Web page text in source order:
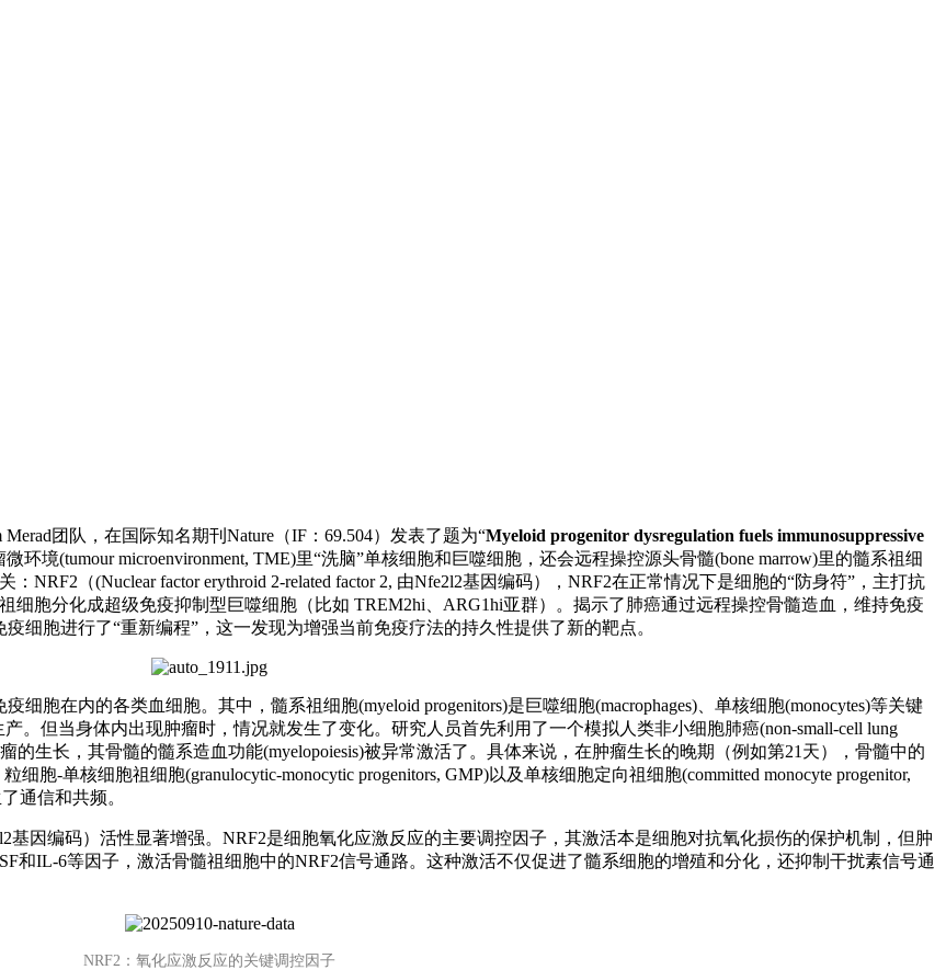
团队，在国际知名期刊Nature（IF：69.504）发表了题为“Myeloid progenitor dysregulation fuels immunosuppressive
环境(tumour microenvironment, TME)里“洗脑”单核细胞和巨噬细胞，还会远程操控源头骨髓(bone marrow)里的髓系祖细
NRF2（(Nuclear factor erythroid 2-related factor 2, 由Nfe2l2基因编码），NRF2在正常情况下是细胞的“防身符”，主打抗
胞分化成超级免疫抑制型巨噬细胞（比如 TREM2hi、ARG1hi亚群）。揭示了肺癌通过远程操控骨髓造血，维持免疫
细胞进行了“重新编程”，这一发现为增强当前免疫疗法的持久性提供了新的靶点。
胞在内的各类血细胞。其中，髓系祖细胞(myeloid progenitors)是巨噬细胞(macrophages)、单核细胞(monocytes)等关键
。但当身体内出现肿瘤时，情况就发生了变化。研究人员首先利用了一个模拟人类非小细胞肺癌(non-small-cell lung
的生长，其骨髓的髓系造血功能(myelopoiesis)被异常激活了。具体来说，在肿瘤生长的晚期（例如第21天），骨髓中的
细胞-单核细胞祖细胞(granulocytic-monocytic progenitors, GMP)以及单核细胞定向祖细胞(committed monocyte progenitor,
通信和共频。
因编码）活性显著增强。NRF2是细胞氧化应激反应的主要调控因子，其激活本是细胞对抗氧化损伤的保护机制，但肿
和IL-6等因子，激活骨髓祖细胞中的NRF2信号通路。这种激活不仅促进了髓系细胞的增殖和分化，还抑制干扰素信号通
NRF2：氧化应激反应的关键调控因子